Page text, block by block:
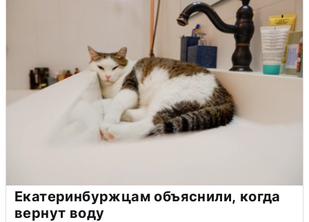
Екатеринбуржцам объяснили, когда
вернут воду